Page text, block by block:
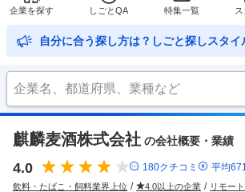
企業を探す しごとQA 特集一覧 ス
自分に合う探し方は？しごと探しスタイ
麒麟麦酒株式会社 の会社概要・業績
4.0 180クチコミ 平均671
飲料・たばこ・飼料業界上位 4.0以上の企業 リモー